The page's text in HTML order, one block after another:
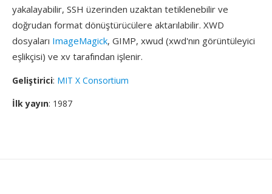
yakalayabilir, SSH üzerinden uzaktan tetiklenebilir ve
doğrudan format dönüştürücülere aktarılabilir. XWD
dosyaları ImageMagick, GIMP, xwud (xwd'nın görüntüleyici
eşlikçisi) ve xv tarafından işlenir.
Geliştirici: MIT X Consortium
İlk yayın: 1987